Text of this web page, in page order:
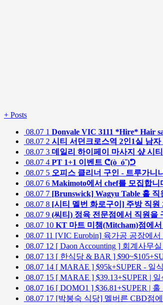
+ Posts
08.07 1 Donvale VIC 3111 *Hire* Hair
08.07 2 시티 서던크로스역 2인1실 남
08.07 3 데일리 하이페이 마사지 샾 시
08.07 4 PT 1+1 이벤트 ᕦ(ò_óˇ)ᕤ
08.07 5 오피스 클리너 구인 - 트루가니
08.07 6 Makimoto에서 chef를 모집합
08.07 7 [Brunswick] Wagyu Table 홀 직
08.07 8 [시티 멜번 화로구이] 주방 직원
08.07 9 (씨티) 정육 전문점에서 직원을
08.07 10 KT 마트 미챔(Mitcham)점에
08.07 11 [VIC Eurobin] 육가공 공장에
08.07 12 [ Daon Accounting ] 회계사무
08.07 13 [ 한식당 & BAR ]
08.07 14 [ MARAE ] $95k+SUPER - 일
08.07 15 [ MARAE ] $39.13+SUPER |
08.07 16 [ DOMO1 ] $36.81+SUPER |
08.07 17 [박봉숙 식당] 멜버른 CBD점